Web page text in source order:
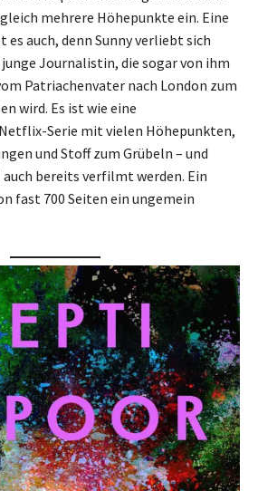
mehrere Höhepunkte ein. Eine
es auch, denn Sunny verliebt sich
Journalistin, die sogar von ihm
Patriachenvater nach London zum
wird. Es ist wie eine
Serie mit vielen Höhepunkten,
und Stoff zum Grübeln – und
auch bereits verfilmt werden. Ein
fast 700 Seiten ein ungemein